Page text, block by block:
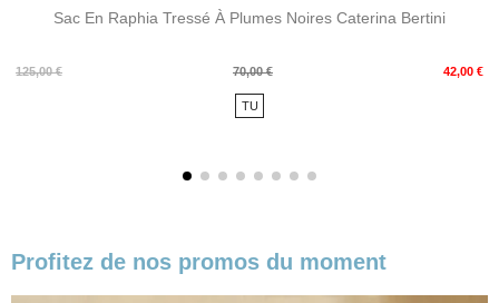
Sac En Raphia Tressé À Plumes Noires Caterina Bertini
125,00 €
Prix
70,00 € 42,00 €
Prix
TU
Profitez de nos promos du moment